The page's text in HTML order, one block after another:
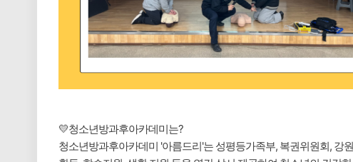
💛청소년방과후아카데미는?
청소년방과후아카데미 '아름드리'는 성평등가족부, 복권위원회, 강